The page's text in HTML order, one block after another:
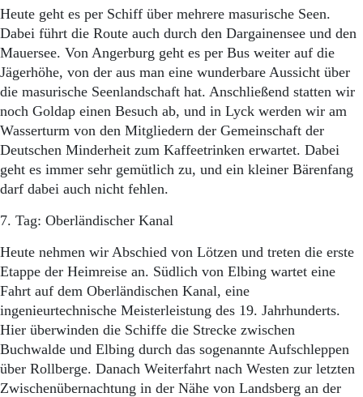
Heute geht es per Schiff über mehrere masurische Seen.
Dabei führt die Route auch durch den Dargainensee und den
Mauersee. Von Angerburg geht es per Bus weiter auf die
Jägerhöhe, von der aus man eine wunderbare Aussicht über
die masurische Seenlandschaft hat. Anschließend statten wir
noch Goldap einen Besuch ab, und in Lyck werden wir am
Wasserturm von den Mitgliedern der Gemeinschaft der
Deutschen Minderheit zum Kaffeetrinken erwartet. Dabei
geht es immer sehr gemütlich zu, und ein kleiner Bärenfang
darf dabei auch nicht fehlen.
7. Tag: Oberländischer Kanal
Heute nehmen wir Abschied von Lötzen und treten die erste
Etappe der Heimreise an. Südlich von Elbing wartet eine
Fahrt auf dem Oberländischen Kanal, eine
ingenieurtechnische Meisterleistung des 19. Jahrhunderts.
Hier überwinden die Schiffe die Strecke zwischen
Buchwalde und Elbing durch das sogenannte Aufschleppen
über Rollberge. Danach Weiterfahrt nach Westen zur letzten
Zwischenübernachtung in der Nähe von Landsberg an der